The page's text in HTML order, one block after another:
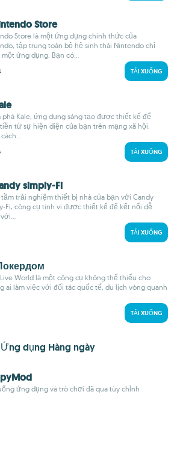
Store
Store là một ứng dụng chính thức của
tập trung toàn bộ hệ sinh thái Nintendo chỉ
ứng dụng. Bạn có...
TẢI XUỐNG
phá Kale, ứng dụng sáng tạo được thiết kế để
từ sự hiện diện của bạn trên mạng xã hội.
TẢI XUỐNG
simply-Fi
tầm trải nghiệm thiết bị nhà của bạn với Candy
Fi, công cụ tinh vi được thiết kế để kết nối dễ
TẢI XUỐNG
World là một công cụ không thể thiếu cho
ai làm việc với đối tác quốc tế, du lịch vòng quanh
TẢI XUỐNG
dụng Hàng ngày
ứng dụng và trò chơi đã qua tùy chỉnh